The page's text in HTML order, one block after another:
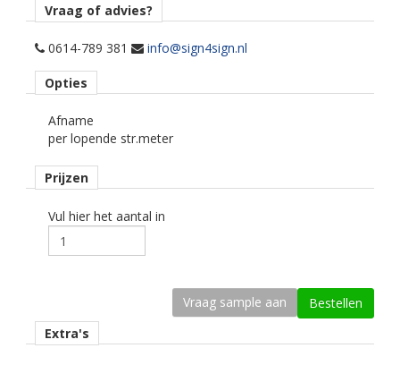
kenmerk belijming
permanent, transparant, water gebaseerd.
vlak, licht gebogen.
Dikte
64 mu
Kleefkracht (N/1000 mm)
gecoat kraft papier
Minimale aanbrengstemperatuur (°C)
Vraag of advies?
0614-789 381 info@sign4sign.nl
Opties
Afname
per lopende str.meter
Prijzen
Vul hier het aantal in
Extra's